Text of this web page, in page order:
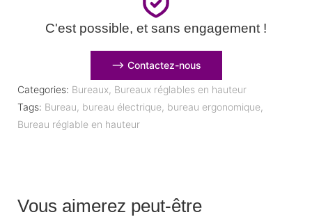
C'est possible, et sans engagement !
⟶ Contactez-nous
Categories: Bureaux, Bureaux réglables en hauteur
Tags: Bureau, bureau électrique, bureau ergonomique,
Bureau réglable en hauteur
Vous aimerez peut-être